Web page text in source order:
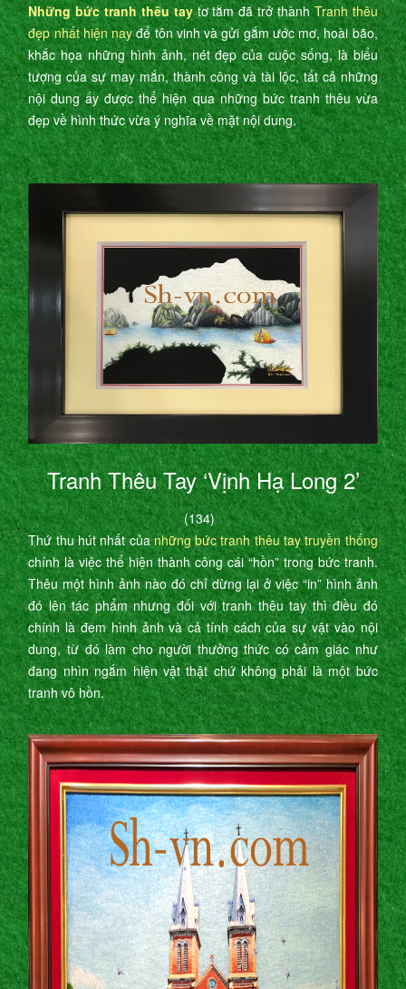
Những bức tranh thêu taytơ tằm đã trở thànhTranh thêu
đẹp nhất hiện nayđể tôn vinh và gửi gắm ước mơ, hoài bão,
khắc họa những hình ảnh, nét đẹp của cuộc sống, là biểu
tượng của sự may mắn, thành công và tài lộc, tất cả những
nội dung ấy được thể hiện qua những bức tranh thêu vừa
đẹp về hình thức vừa ý nghĩa về mặt nội dung.
Tranh Thêu Tay ‘Vịnh Hạ Long 2’
(134)
Thứ thu hút nhất củanhững bức tranh thêu tay truyền thống
chính là việc thể hiện thành công cái “hồn” trong bức tranh.
Thêu một hình ảnh nào đó chỉ dừng lại ở việc “in” hình ảnh
đó lên tác phẩm nhưng đối với tranh thêu tay thì điều đó
chính là đem hình ảnh và cả tính cách của sự vật vào nội
dung, từ đó làm cho người thưởng thức có cảm giác như
đang nhìn ngắm hiện vật thật chứ không phải là một bức
tranh vô hồn.